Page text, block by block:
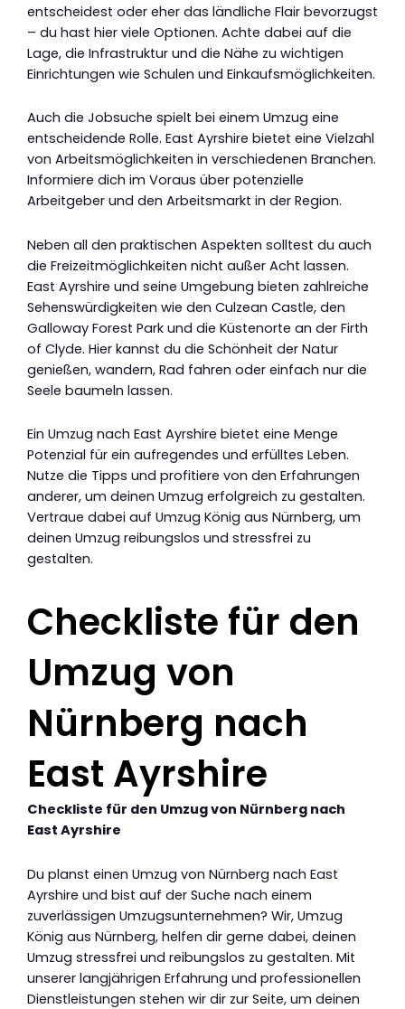
entscheidest oder eher das ländliche Flair bevorzugst
– du hast hier viele Optionen. Achte dabei auf die
Lage, die Infrastruktur und die Nähe zu wichtigen
Einrichtungen wie Schulen und Einkaufsmöglichkeiten.
Auch die Jobsuche spielt bei einem Umzug eine
entscheidende Rolle. East Ayrshire bietet eine Vielzahl
von Arbeitsmöglichkeiten in verschiedenen Branchen.
Informiere dich im Voraus über potenzielle
Arbeitgeber und den Arbeitsmarkt in der Region.
Neben all den praktischen Aspekten solltest du auch
die Freizeitmöglichkeiten nicht außer Acht lassen.
East Ayrshire und seine Umgebung bieten zahlreiche
Sehenswürdigkeiten wie den Culzean Castle, den
Galloway Forest Park und die Küstenorte an der Firth
of Clyde. Hier kannst du die Schönheit der Natur
genießen, wandern, Rad fahren oder einfach nur die
Seele baumeln lassen.
Ein Umzug nach East Ayrshire bietet eine Menge
Potenzial für ein aufregendes und erfülltes Leben.
Nutze die Tipps und profitiere von den Erfahrungen
anderer, um deinen Umzug erfolgreich zu gestalten.
Vertraue dabei auf Umzug König aus Nürnberg, um
deinen Umzug reibungslos und stressfrei zu
gestalten.
Checkliste für den
Umzug von
Nürnberg nach
East Ayrshire
Checkliste für den Umzug von Nürnberg nach
East Ayrshire
Du planst einen Umzug von Nürnberg nach East
Ayrshire und bist auf der Suche nach einem
zuverlässigen Umzugsunternehmen? Wir, Umzug
König aus Nürnberg, helfen dir gerne dabei, deinen
Umzug stressfrei und reibungslos zu gestalten. Mit
unserer langjährigen Erfahrung und professionellen
Dienstleistungen stehen wir dir zur Seite, um deinen